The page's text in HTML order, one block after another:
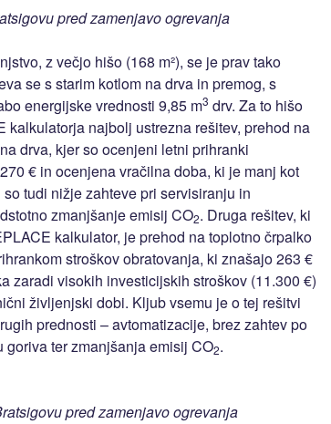
pred zamenjavo ogrevanja
z večjo hišo (168 m²), se je prav tako
se s starim kotlom na drva in premog, s
energijske vrednosti 9,85 m3 drv. Za to hišo
kalkulatorja najbolj ustrezna rešitev, prehod na
drva, kjer so ocenjeni letni prihranki
€ in ocenjena vračilna doba, ki je manj kot
tudi nižje zahteve pri servisiranju in
zmanjšanje emisij CO2. Druga rešitev, ki
kalkulator, je prehod na toplotno črpalko
stroškov obratovanja, ki znašajo 263 €
zaradi visokih investicijskih stroškov (11.300 €)
življenjski dobi. Kljub vsemu je o tej rešitvi
prednosti – avtomatizacije, brez zahtev po
ter zmanjšanja emisij CO2.
pred zamenjavo ogrevanja